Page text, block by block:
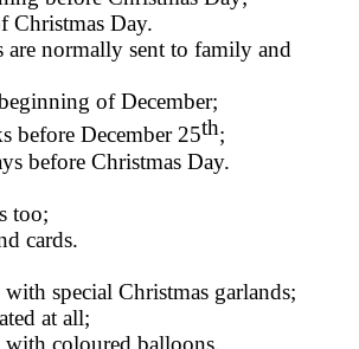
Day.
are normally sent to family and
of December;
December 25th;
before Christmas Day.
too;
cards.
special Christmas garlands;
at all;
coloured balloons.